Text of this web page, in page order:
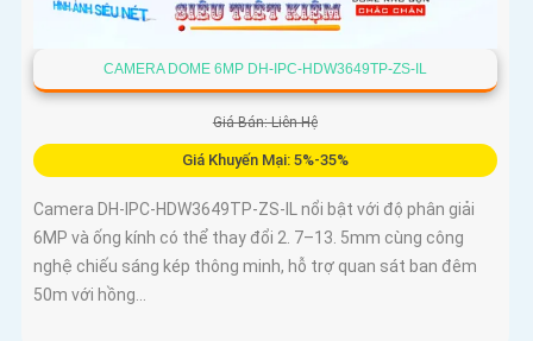
CAMERA DOME 6MP DH-IPC-HDW3649TP-ZS-IL
Giá Bán: Liên Hệ
Giá Khuyến Mại: 5%-35%
Camera DH-IPC-HDW3649TP-ZS-IL nổi bật với độ phân giải
6MP và ống kính có thể thay đổi 2. 7–13. 5mm cùng công
nghệ chiếu sáng kép thông minh, hỗ trợ quan sát ban đêm
50m với hồng...